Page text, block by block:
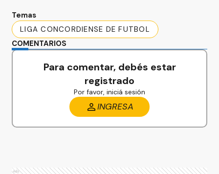
Temas
LIGA CONCORDIENSE DE FUTBOL
COMENTARIOS
Para comentar, debés estar
registrado
Por favor, iniciá sesión
INGRESA
Ads